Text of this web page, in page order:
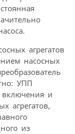
агрегатов
насосных
УПП
включения и
агрегатов,
из